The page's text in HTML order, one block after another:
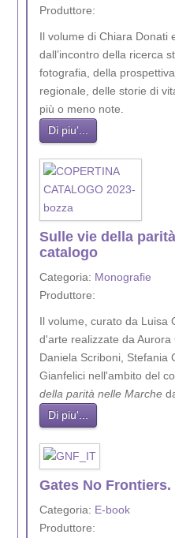
Produttore:
Il volume di Chiara Donati
dall’incontro della ricerca
fotografia, della
regionale, delle storie di
più o meno note.
Di piu'...
Sulle vie della
catalogo
Categoria: Monografie
Produttore:
Il volume, curato da Luisa
d'arte realizzate da Aurora
Daniela Scriboni, Stefania
Gianfelici nell'ambito del
della parità nelle Marche
Di piu'...
Gates No Frontiers.
Categoria: E-book
Produttore: